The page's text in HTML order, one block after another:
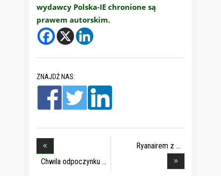
wydawcy Polska-IE chronione są
prawem autorskim.
ZNAJDŹ NAS:
Chwila odpoczynku
Ryanairem z